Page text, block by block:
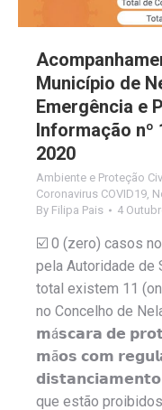
Município de
Emergência e
Informação nº
2020
Ambiente e Proteção
Coronavirus COVID19
By Filipa Pais 4
☑️ 0 (zero) casos
pela Autoridade
total existem 11
no Concelho de
𝗺á𝘀𝗰𝗮𝗿𝗮 𝗱𝗲
𝗺ã𝗼𝘀 𝗰𝗼𝗺
𝗱𝗶𝘀𝘁𝗮𝗻𝗰𝗶𝗮𝗺𝗲𝗻𝘁𝗼
que estão proibidos